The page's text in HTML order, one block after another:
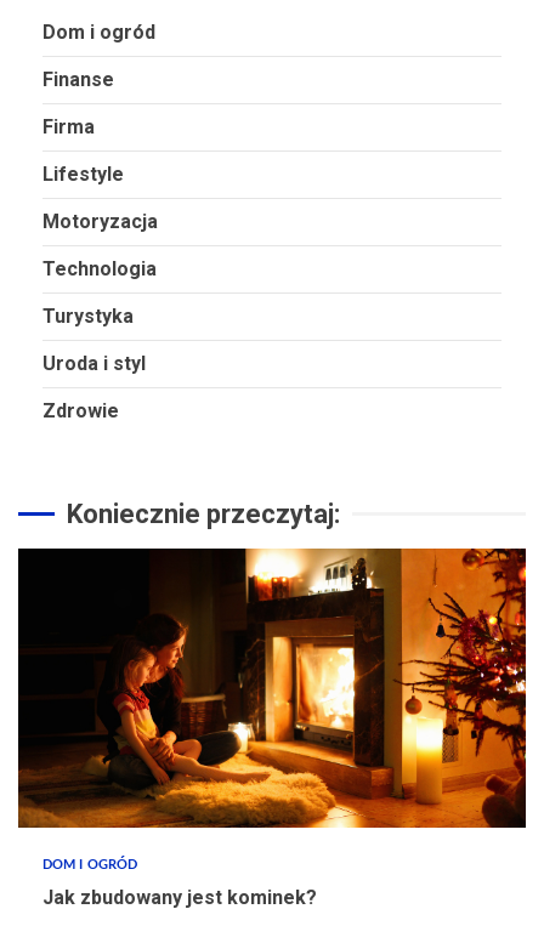
Dom i ogród
Finanse
Firma
Lifestyle
Motoryzacja
Technologia
Turystyka
Uroda i styl
Zdrowie
Koniecznie przeczytaj:
DOM I OGRÓD
Jak zbudowany jest kominek?